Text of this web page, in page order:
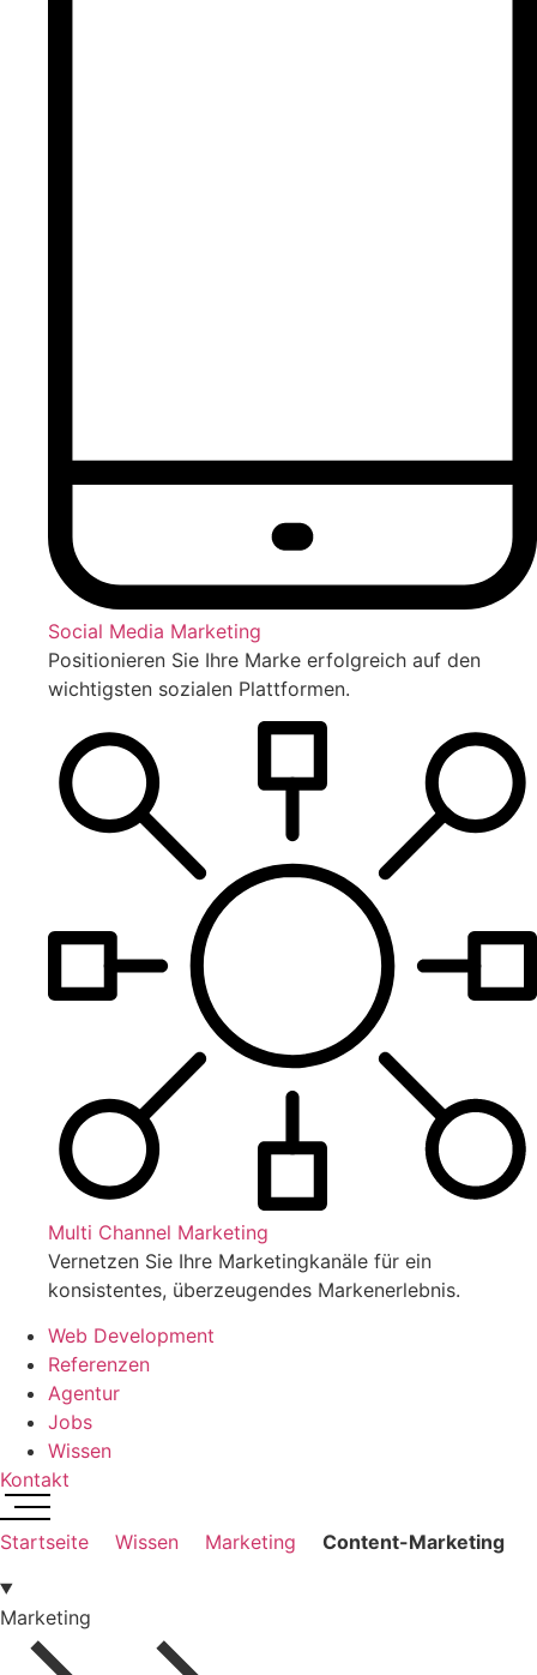
Social Media Marketing
Positionieren Sie Ihre Marke erfolgreich auf den
wichtigsten sozialen Plattformen.
Multi Channel Marketing
Vernetzen Sie Ihre Marketingkanäle für ein
konsistentes, überzeugendes Markenerlebnis.
Web Development
Referenzen
Agentur
Jobs
Wissen
Kontakt
Startseite Wissen Marketing Content-Marketing
Marketing